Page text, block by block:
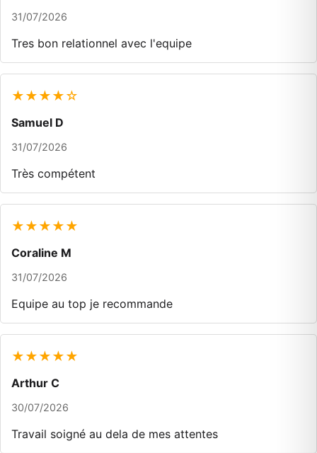
31/07/2026
Tres bon relationnel avec l'equipe
★★★★☆
Samuel D
31/07/2026
Très compétent
★★★★★
Coraline M
31/07/2026
Equipe au top je recommande
★★★★★
Arthur C
30/07/2026
Travail soigné au dela de mes attentes